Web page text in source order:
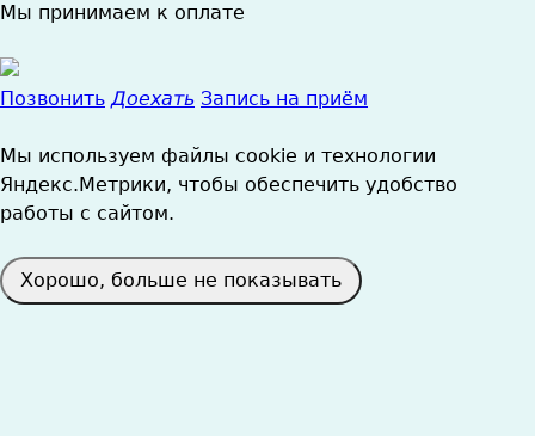
Мы принимаем к оплате
Позвонить Доехать Запись на приём
Мы используем файлы cookie и технологии
Яндекс.Метрики, чтобы обеспечить удобство
работы с сайтом.
Хорошо, больше не показывать